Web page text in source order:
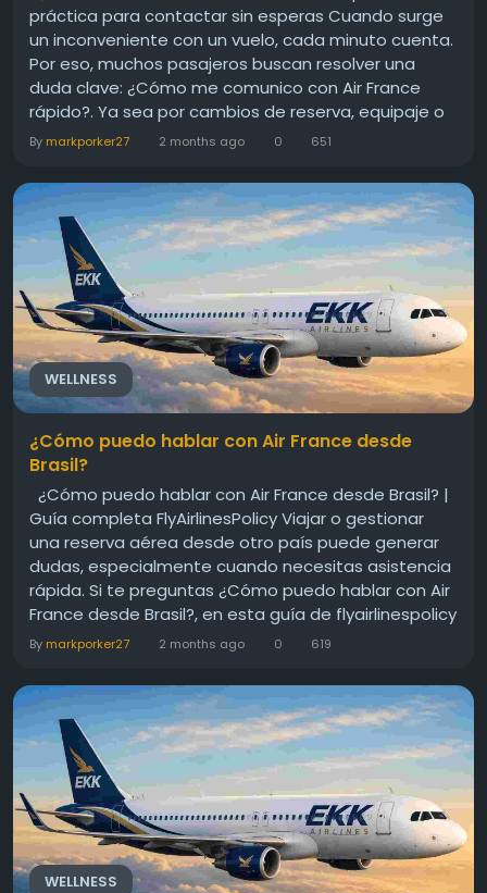
práctica para contactar sin esperas Cuando surge
un inconveniente con un vuelo, cada minuto cuenta.
Por eso, muchos pasajeros buscan resolver una
duda clave: ¿Cómo me comunico con Air France
rápido?. Ya sea por cambios de reserva, equipaje o
asistencia urgente, es importante conocer los
sin demoras....
By markporker27 2 months ago 0 651
WELLNESS
¿Cómo puedo hablar con Air France desde
Brasil?
¿Cómo puedo hablar con Air France desde Brasil? |
Guía completa FlyAirlinesPolicy Viajar o gestionar
una reserva aérea desde otro país puede generar
dudas, especialmente cuando necesitas asistencia
rápida. Si te preguntas ¿Cómo puedo hablar con Air
France desde Brasil?, en esta guía de flyairlinespolicy
te explicamos todas las opciones disponibles para
By markporker27 2 months ago 0 619
WELLNESS